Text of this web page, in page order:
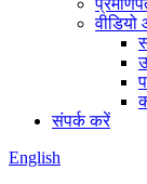
संपर्क करें
English